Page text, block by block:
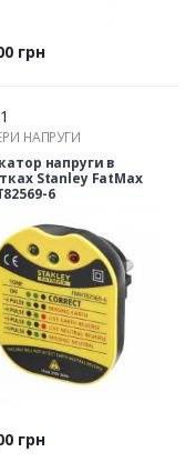
грн
НАПРУГИ
напруги в
Stanley FatMax
6
грн